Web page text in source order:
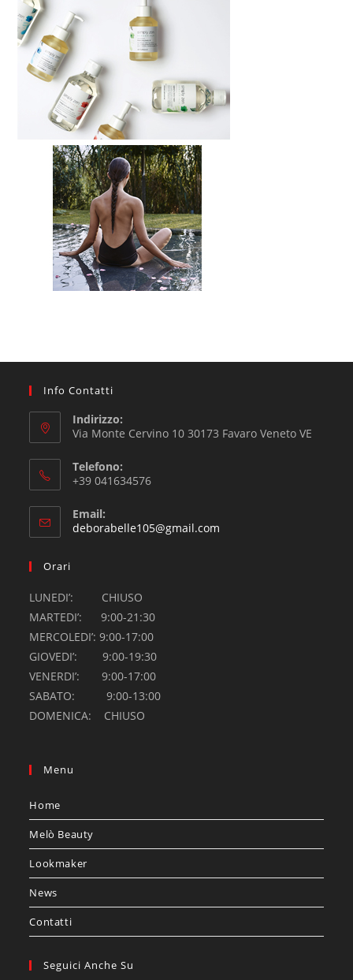
Info Contatti
Indirizzo:
Via Monte Cervino 10 30173 Favaro Veneto VE
Telefono:
+39 041634576
Email:
deborabelle105@gmail.com
Orari
LUNEDI’: CHIUSO
MARTEDI’: 9:00-21:30
MERCOLEDI’: 9:00-17:00
GIOVEDI’: 9:00-19:30
VENERDI’: 9:00-17:00
SABATO: 9:00-13:00
DOMENICA: CHIUSO
Menu
Home
Melò Beauty
Lookmaker
News
Contatti
Seguici Anche Su